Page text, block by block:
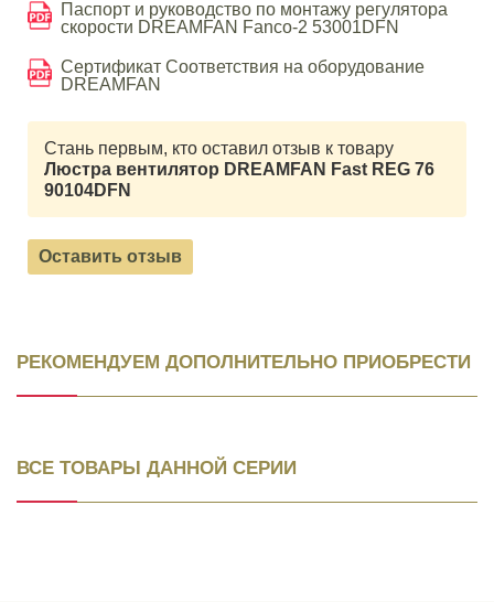
Паспорт и руководство по монтажу регулятора
скорости DREAMFAN Fanco-2 53001DFN
Сертификат Соответствия на оборудование
DREAMFAN
Стань первым, кто оставил отзыв к товару
Люстра вентилятор DREAMFAN Fast REG 76
90104DFN
Оставить отзыв
РЕКОМЕНДУЕМ ДОПОЛНИТЕЛЬНО ПРИОБРЕСТИ
ВСЕ ТОВАРЫ ДАННОЙ СЕРИИ